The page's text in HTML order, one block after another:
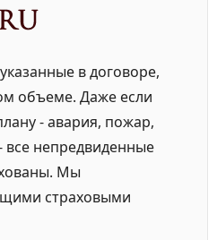
в договоре,
объеме. Даже если
- авария, пожар,
все непредвиденные
Мы
страховыми